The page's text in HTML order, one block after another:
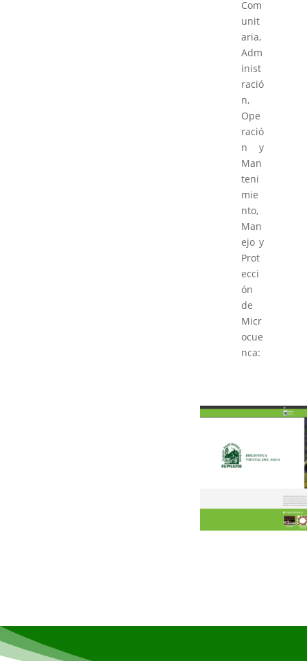
Com
unit
aria,
Adm
inist
ració
n,
Ope
ració
n y
Man
teni
mie
nto,
Man
ejo y
Prot
ecci
ón
de
Micr
ocue
nca: